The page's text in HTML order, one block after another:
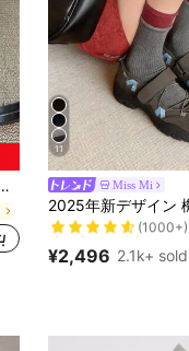
11
Miss Mi
売り切れ間近！
(1000+)
売り切れ間近！
(1000+)
売り切れ間近！
(1000+)
売り切れ間近！
¥2,496 2.1k+ sold